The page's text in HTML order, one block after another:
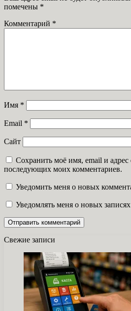
помечены *
Комментарий *
Имя *
Email *
Сайт
Сохранить моё имя, email и адрес
последующих моих комментариев.
Уведомить меня о новых
Уведомлять меня о новых
Свежие записи